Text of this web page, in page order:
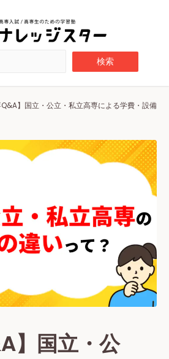
Q&A】国立・公立・私立高専による学費・設備
】国立・公